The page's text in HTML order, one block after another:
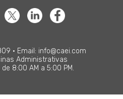
• Email: info@caei.com
Administrativas
8:00 AM a 5:00 PM.